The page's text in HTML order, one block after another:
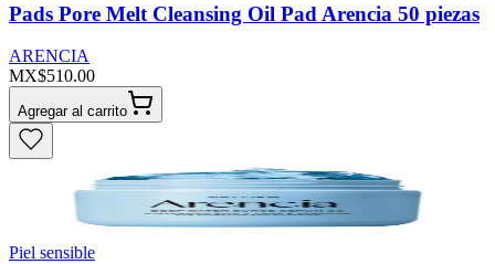
Pads Pore Melt Cleansing Oil Pad Arencia 50 piezas
ARENCIA
MX$510.00
Agregar al carrito
Piel sensible